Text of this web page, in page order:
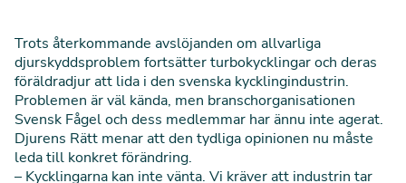
Trots återkommande avslöjanden om allvarliga
djurskyddsproblem fortsätter turbokycklingar och deras
föräldradjur att lida i den svenska kycklingindustrin.
Problemen är väl kända, men branschorganisationen
Svensk Fågel och dess medlemmar har ännu inte agerat.
Djurens Rätt menar att den tydliga opinionen nu måste
leda till konkret förändring.
– Kycklingarna kan inte vänta. Vi kräver att industrin tar